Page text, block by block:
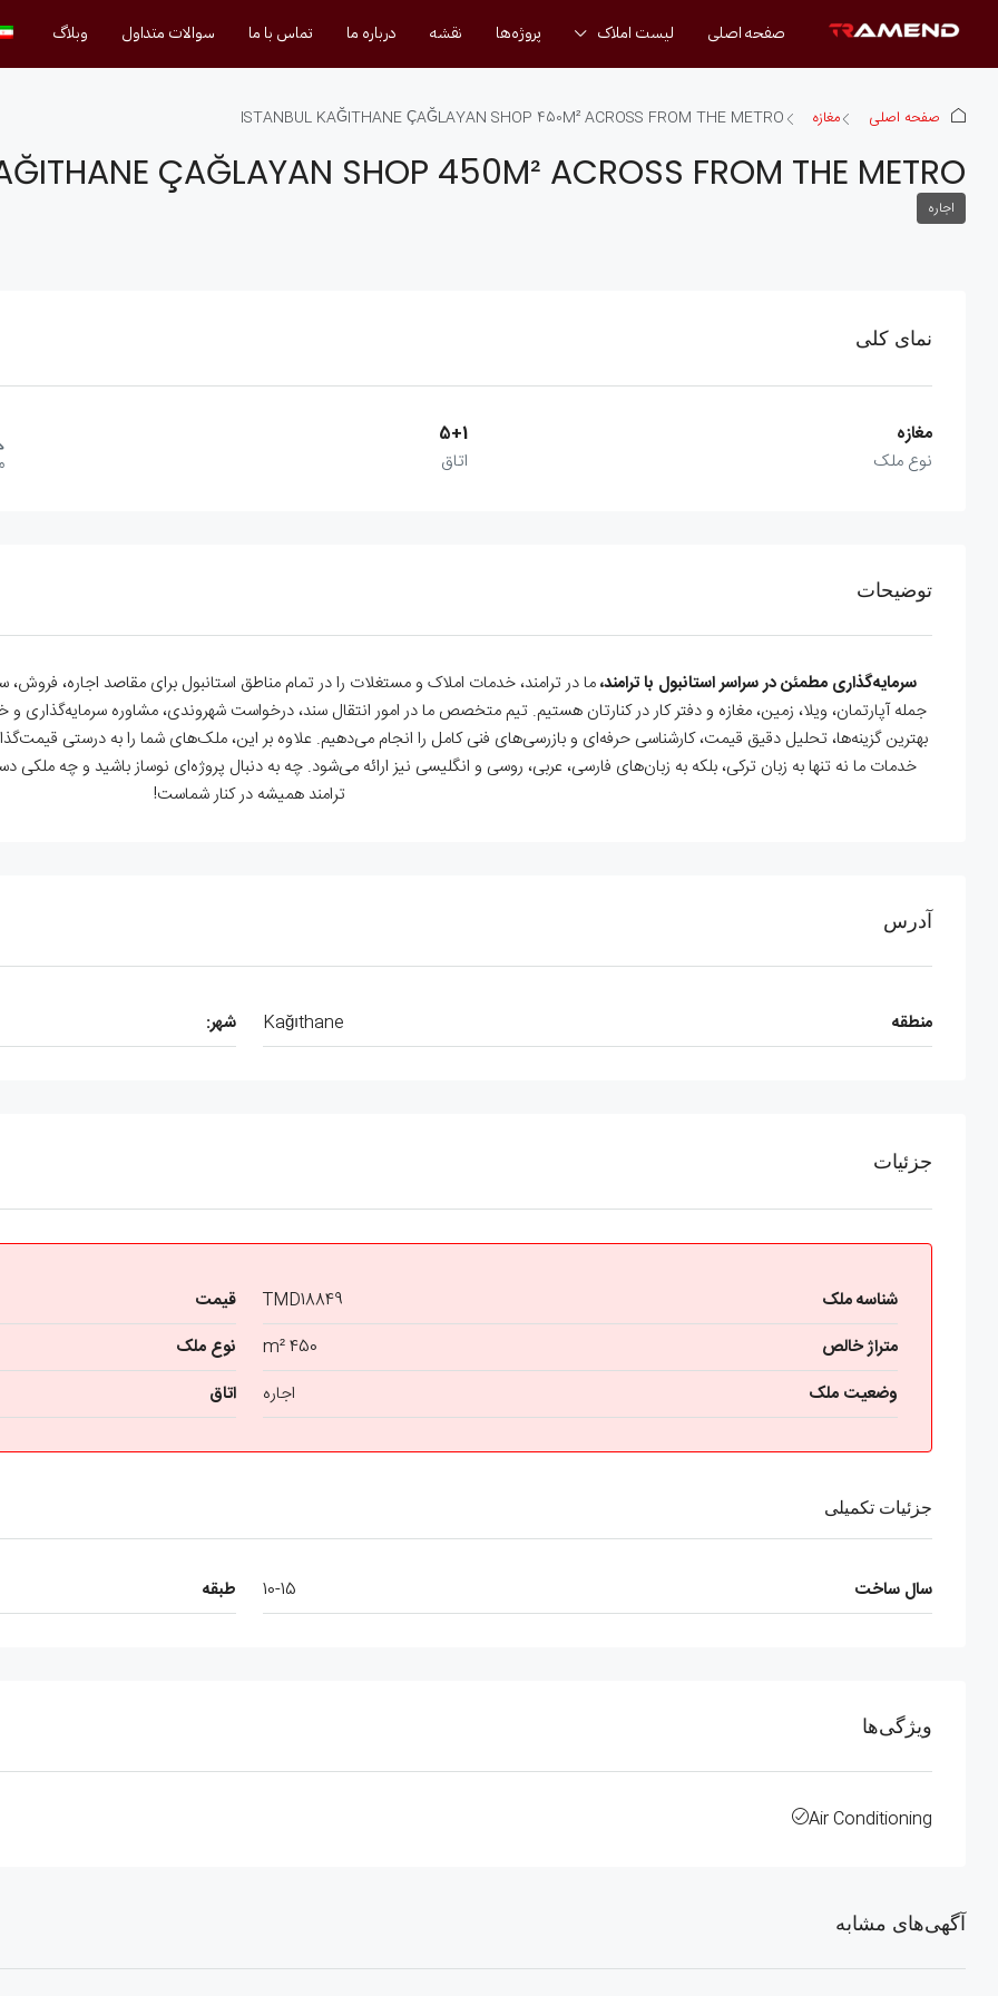
صفحه اصلی لیست املاک پروژه‌ها نقشه درباره ما تماس با ما سوالات متداول وبلاگ
صفحه اصلی مغازه ISTANBUL KAĞITHANE ÇAĞLAYAN SHOP 450M² ACROSS FROM THE METRO
ÇAĞLAYAN SHOP 450M² ACROSS FROM THE METRO
اجاره
نمای کلی
مغازه
نوع ملک
5+1
اتاق
توضیحات
سرمایه‌گذاری مطمئن در سراسر استانبول با ترامند،ما در ترامند، خدمات املاک و مستغلات را در تمام مناطق استانبول برای مقاصد اجاره،
جمله آپارتمان، ویلا، زمین، مغازه و دفتر کار در کنارتان هستیم. تیم متخصص ما در امور انتقال سند، درخواست شهروندی، مشاوره
بهترین گزینه‌ها، تحلیل دقیق قیمت، کارشناسی حرفه‌ای و بازرسی‌های فنی کامل را انجام می‌دهیم. علاوه بر این، ملک‌های شما را به درستی
خدمات ما نه تنها به زبان ترکی، بلکه به زبان‌های فارسی، عربی، روسی و انگلیسی نیز ارائه می‌شود. چه به دنبال پروژه‌ای نوساز باشید و چه
ترامند همیشه در کنار شماست!
آدرس
منطقه Kağıthane شهر:
جزئیات
شناسه ملک TMD18849
قیمت
متراژ خالص
450 m²
نوع ملک
وضعیت ملک
اجاره اتاق
جزئیات تکمیلی
سال ساخت 10-15 طبقه
ویژگی‌ها
Air Conditioning
آگهی‌های مشابه